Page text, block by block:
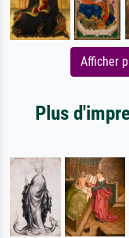
Afficher
Plus